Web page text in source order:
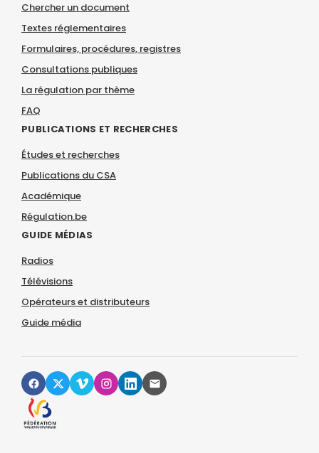
Chercher un document
Textes réglementaires
Formulaires, procédures, registres
Consultations publiques
La régulation par thème
FAQ
PUBLICATIONS ET RECHERCHES
Études et recherches
Publications du CSA
Académique
Régulation.be
GUIDE MÉDIAS
Radios
Télévisions
Opérateurs et distributeurs
Guide média